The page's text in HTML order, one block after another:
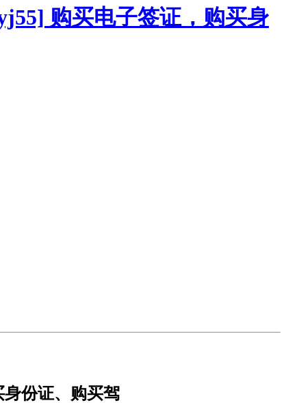
购买电子签证，购买身
身份证、购买驾